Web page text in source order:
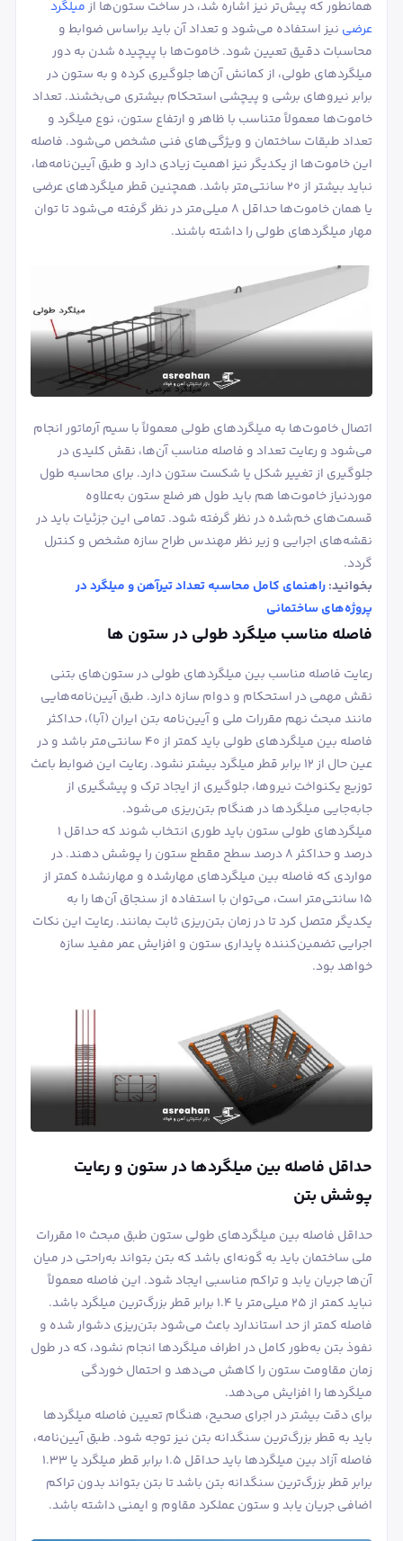
همانطور که پیش‌تر نیز اشاره شد، در ساخت ستون‌ها ازمیلگرد
عرضی نیز استفاده می‌شود و تعداد آن باید براساس ضوابط و
محاسبات دقیق تعیین شود. خاموت‌ها با پیچیده شدن به دور
میلگردهای طولی، از کمانش آن‌ها جلوگیری کرده و به ستون در
برابر نیروهای برشی و پیچشی استحکام بیشتری می‌بخشند. تعداد
خاموت‌ها معمولاً متناسب با ظاهر و ارتفاع ستون، نوع میلگرد و
تعداد طبقات ساختمان و ویژگی‌های فنی مشخص می‌شود. فاصله
این خاموت‌ها از یکدیگر نیز اهمیت زیادی دارد و طبق آیین‌نامه‌ها،
نباید بیشتر از ۲۰ سانتی‌متر باشد. همچنین قطر میلگردهای عرضی
یا همان خاموت‌ها حداقل ۸ میلی‌متر در نظر گرفته می‌شود تا توان
مهار میلگردهای طولی را داشته باشند.
اتصال خاموت‌ها به میلگردهای طولی معمولاً با سیم آرماتور انجام
می‌شود و رعایت تعداد و فاصله مناسب آن‌ها، نقش کلیدی در
جلوگیری از تغییر شکل یا شکست ستون دارد. برای محاسبه طول
موردنیاز خاموت‌ها هم باید طول هر ضلع ستون به‌علاوه
قسمت‌های خم‌شده در نظر گرفته شود. تمامی این جزئیات باید در
نقشه‌های اجرایی و زیر نظر مهندس طراح سازه مشخص و کنترل
گردد.
بخوانید:راهنمای کامل محاسبه تعداد تیرآهن و میلگرد در
پروژه‌های ساختمانی
فاصله مناسب میلگرد طولی در ستون ها
رعایت فاصله مناسب بین میلگردهای طولی در ستون‌های بتنی
نقش مهمی در استحکام و دوام سازه دارد. طبق آیین‌نامه‌هایی
مانند مبحث نهم مقررات ملی و آیین‌نامه بتن ایران (آبا)، حداکثر
فاصله بین میلگردهای طولی باید کمتر از ۴۰ سانتی‌متر باشد و در
عین حال از ۱۲ برابر قطر میلگرد بیشتر نشود. رعایت این ضوابط باعث
توزیع یکنواخت نیروها، جلوگیری از ایجاد ترک و پیشگیری از
جابه‌جایی میلگردها در هنگام بتن‌ریزی می‌شود.
میلگردهای طولی ستون باید طوری انتخاب شوند که حداقل ۱
درصد و حداکثر ۸ درصد سطح مقطع ستون را پوشش دهند. در
مواردی که فاصله بین میلگردهای مهارشده و مهارنشده کمتر از
۱۵ سانتی‌متر است، می‌توان با استفاده از سنجاق آن‌ها را به
یکدیگر متصل کرد تا در زمان بتن‌ریزی ثابت بمانند. رعایت این نکات
اجرایی تضمین‌کننده پایداری ستون و افزایش عمر مفید سازه
خواهد بود.
حداقل فاصله بین میلگردها در ستون و رعایت
پوشش بتن
حداقل فاصله بین میلگردهای طولی ستون طبق مبحث ۱۰ مقررات
ملی ساختمان باید به گونه‌ای باشد که بتن بتواند به‌راحتی در میان
آن‌ها جریان یابد و تراکم مناسبی ایجاد شود. این فاصله معمولاً
نباید کمتر از ۲۵ میلی‌متر یا ۱.۴ برابر قطر بزرگ‌ترین میلگرد باشد.
فاصله کمتر از حد استاندارد باعث می‌شود بتن‌ریزی دشوار شده و
نفوذ بتن به‌طور کامل در اطراف میلگردها انجام نشود، که در طول
زمان مقاومت ستون را کاهش می‌دهد و احتمال خوردگی
میلگردها را افزایش می‌دهد.
برای دقت بیشتر در اجرای صحیح، هنگام تعیین فاصله میلگردها
باید به قطر بزرگ‌ترین سنگدانه بتن نیز توجه شود. طبق آیین‌نامه،
فاصله آزاد بین میلگردها باید حداقل ۱.۵ برابر قطر میلگرد یا ۱.۳۳
برابر قطر بزرگ‌ترین سنگدانه بتن باشد تا بتن بتواند بدون تراکم
اضافی جریان یابد و ستون عملکرد مقاوم و ایمنی داشته باشد.